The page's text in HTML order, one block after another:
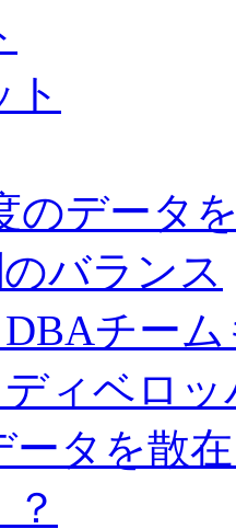
のデータ
バランス
チー
ィベロ
ータを散